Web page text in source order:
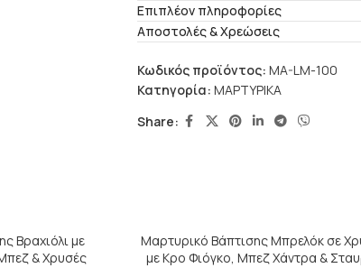
Επιπλέον πληροφορίες
Αποστολές & Χρεώσεις
Κωδικός προϊόντος: MA-LM-100
Κατηγορία: ΜΑΡΤΥΡΙΚΑ
Share:
Βραχιόλι με
& Χρυσές
Μαρτυρικό Βάπτισης Μπρελόκ σε
με Κρο Φιόγκο, Μπεζ Χάντρα &